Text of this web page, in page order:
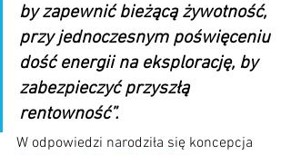
by zapewnić bieżącą żywotność,
przy jednoczesnym poświęceniu
dość energii na eksplorację, by
zabezpieczyć przyszłą
rentowność”.
W odpowiedzi narodziła się koncepcja